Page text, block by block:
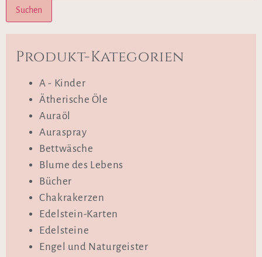
Suchen
Produkt-Kategorien
A - Kinder
Ätherische Öle
Auraöl
Auraspray
Bettwäsche
Blume des Lebens
Bücher
Chakrakerzen
Edelstein-Karten
Edelsteine
Engel und Naturgeister